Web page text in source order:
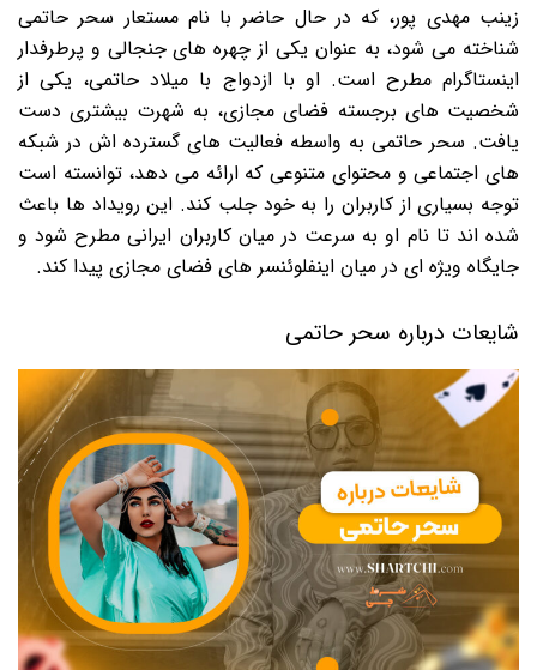
زینب مهدی پور، که در حال حاضر با نام مستعار سحر حاتمی
شناخته می شود، به عنوان یکی از چهره های جنجالی و پرطرفدار
اینستاگرام مطرح است. او با ازدواج با میلاد حاتمی، یکی از
شخصیت های برجسته فضای مجازی، به شهرت بیشتری دست
یافت. سحر حاتمی به واسطه فعالیت های گسترده اش در شبکه
های اجتماعی و محتوای متنوعی که ارائه می دهد، توانسته است
توجه بسیاری از کاربران را به خود جلب کند. این رویداد ها باعث
شده اند تا نام او به سرعت در میان کاربران ایرانی مطرح شود و
جایگاه ویژه ای در میان اینفلوئنسر های فضای مجازی پیدا کند.
شایعات درباره سحر حاتمی